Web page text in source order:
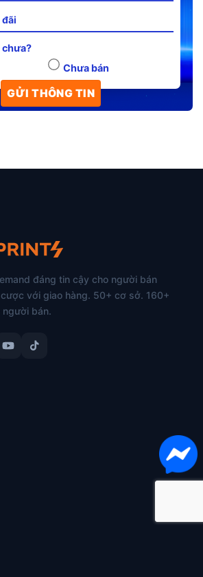
chưa?
Chưa bán
đáng tin cậy cho người bán
với giao hàng. 50+ cơ sở. 160+
bán.